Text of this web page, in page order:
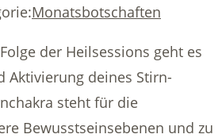
Monatsbotschaften
der Heilsessions geht es
Aktivierung deines Stirn-
steht für die
Bewusstseinsebenen und zu